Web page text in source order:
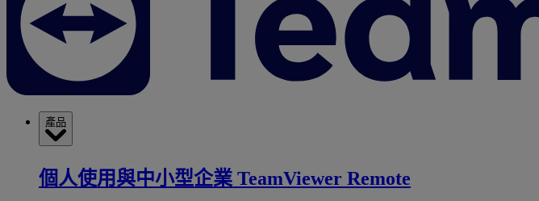
產品
個人使用與中小型企業 TeamViewer Remote